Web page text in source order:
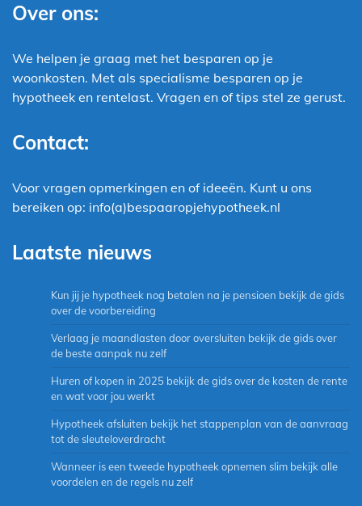
Over ons:
We helpen je graag met het besparen op je
woonkosten. Met als specialisme besparen op je
hypotheek en rentelast. Vragen en of tips stel ze gerust.
Contact:
Voor vragen opmerkingen en of ideeën. Kunt u ons
bereiken op: info(a)bespaaropjehypotheek.nl
Laatste nieuws
Kun jij je hypotheek nog betalen na je pensioen bekijk de gids
over de voorbereiding
Verlaag je maandlasten door oversluiten bekijk de gids over
de beste aanpak nu zelf
Huren of kopen in 2025 bekijk de gids over de kosten de rente
en wat voor jou werkt
Hypotheek afsluiten bekijk het stappenplan van de aanvraag
tot de sleuteloverdracht
Wanneer is een tweede hypotheek opnemen slim bekijk alle
voordelen en de regels nu zelf